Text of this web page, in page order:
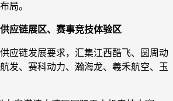
局。
应链展区、赛事竞技体验区
应链发展要求，汇集江西酷飞、圆周动
发、赛科动力、瀚海龙、羲禾航空、玉